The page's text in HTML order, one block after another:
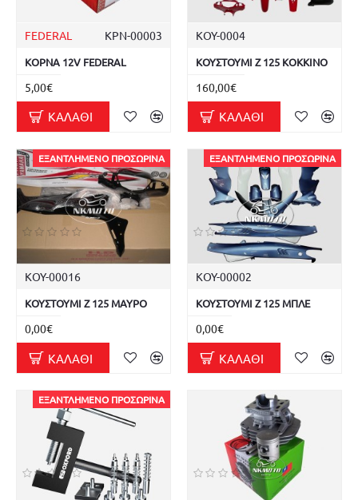
FEDERAL ΚΡΝ-00003
ΚΟΡΝΑ 12V FEDERAL
5,00€
ΚΑΛΆΘΙ
ΚΟΥ-0004
ΚΟΥΣΤΟΥΜΙ Z 125 ΚΟΚΚΙΝΟ
160,00€
ΚΑΛΆΘΙ
ΕΞΑΝΤΛΗΜΈΝΟ ΠΡΟΣΩΡΙΝΆ
ΚΟΥ-00016
ΚΟΥΣΤΟΥΜΙ Z 125 ΜΑΥΡΟ
0,00€
ΚΑΛΆΘΙ
ΕΞΑΝΤΛΗΜΈΝΟ ΠΡΟΣΩΡΙΝΆ
ΚΟΥ-00002
ΚΟΥΣΤΟΥΜΙ Z 125 ΜΠΛΕ
0,00€
ΚΑΛΆΘΙ
ΕΞΑΝΤΛΗΜΈΝΟ ΠΡΟΣΩΡΙΝΆ